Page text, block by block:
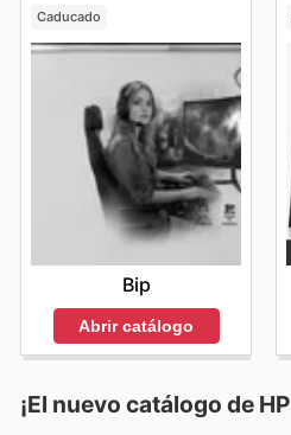
Caducado
Bip
Abrir catálogo
¡El nuevo catálogo de HP